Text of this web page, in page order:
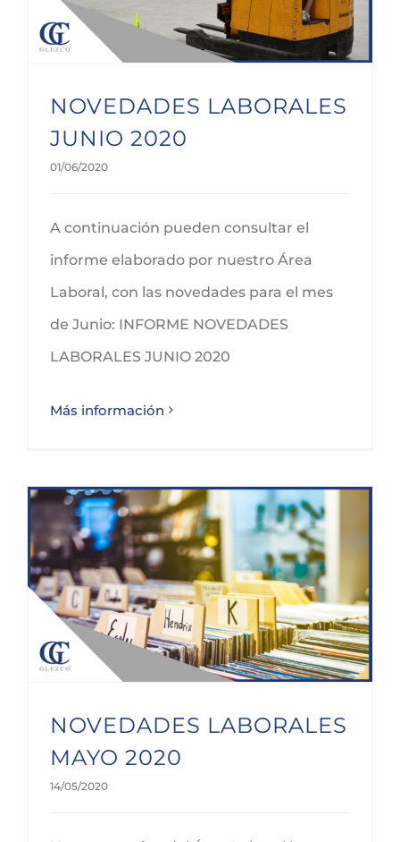
NOVEDADES LABORALES
JUNIO 2020
01/06/2020
A continuación pueden consultar el
informe elaborado por nuestro Área
Laboral, con las novedades para el mes
de Junio: INFORME NOVEDADES
LABORALES JUNIO 2020
Más información
NOVEDADES LABORALES
MAYO 2020
14/05/2020